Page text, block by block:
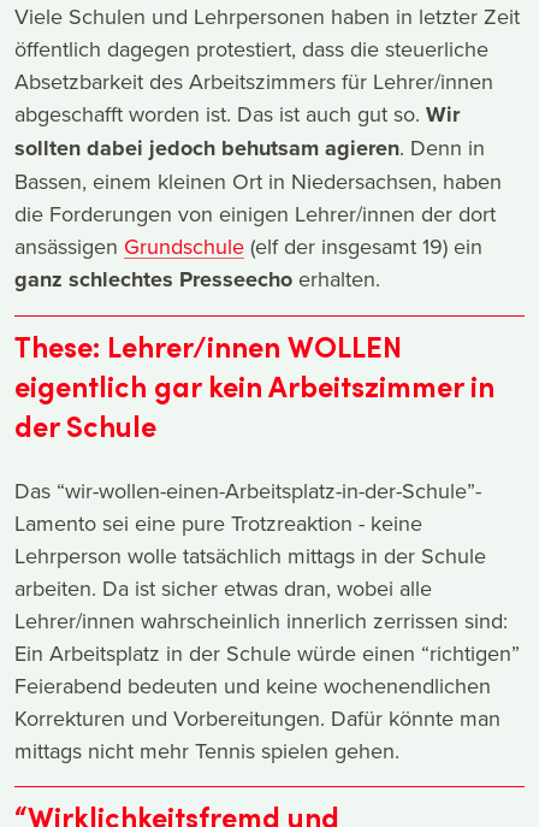
Viele Schulen und Lehrpersonen haben in letzter Zeit
öffentlich dagegen protestiert, dass die steuerliche
Absetzbarkeit des Arbeitszimmers für Lehrer/innen
abgeschafft worden ist. Das ist auch gut so. Wir
sollten dabei jedoch behutsam agieren. Denn in
Bassen, einem kleinen Ort in Niedersachsen, haben
die Forderungen von einigen Lehrer/innen der dort
ansässigen Grundschule (elf der insgesamt 19) ein
ganz schlechtes Presseecho erhalten.
These: Lehrer/innen WOLLEN
eigentlich gar kein Arbeitszimmer in
der Schule
Das “wir-wollen-einen-Arbeitsplatz-in-der-Schule”-
Lamento sei eine pure Trotzreaktion - keine
Lehrperson wolle tatsächlich mittags in der Schule
arbeiten. Da ist sicher etwas dran, wobei alle
Lehrer/innen wahrscheinlich innerlich zerrissen sind:
Ein Arbeitsplatz in der Schule würde einen “richtigen”
Feierabend bedeuten und keine wochenendlichen
Korrekturen und Vorbereitungen. Dafür könnte man
mittags nicht mehr Tennis spielen gehen.
“Wirklichkeitsfremd und